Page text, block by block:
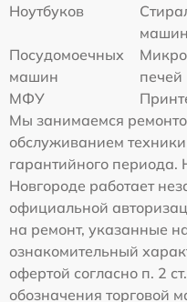
Ноутбуков
машин
Посудомоечных
машин
печей
МФУ
Мы занимаемся
обслуживанием
гарантийного
Новгороде работает
официальной
на ремонт, указанные
ознакомительный
офертой согласно п. 2
обозначения торговой